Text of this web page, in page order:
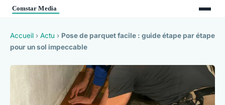
Accueil › Actu › Pose de parquet facile : guide étape par étape
pour un sol impeccable